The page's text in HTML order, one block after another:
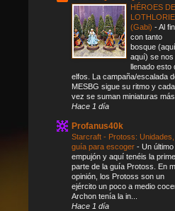
HÉROES DE
(Gabi) -Al
con tanto
bosque
aquí) se nos
llenado esto
elfos. La campaña/escalada
MESBG sigue su ritmo y cada
vez se suman miniaturas más
Hace 1 día
Profanus40k
Starcraft - Protoss: Unidades,
guía para escoger - Un último
empujón y aquí tenéis la
parte de la guía Protoss. En
opinión, los Protoss son un
ejército un poco a medio
Archon tenía la in...
Hace 1 día